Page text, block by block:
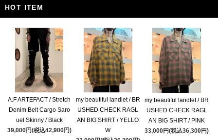
HOT ITEM
A.F ARTEFACT / Stretch
Denim Belt Cargo Saro
uel Skinny / Black
39,000円(税込42,900円)
my beautiful landlet / BR
USHED CHECK RAGL
AN BIG SHIRT / YELLO
W
my beautiful landlet / BR
USHED CHECK RAGL
AN BIG SHIRT / PINK
33,000円(税込36,300円)